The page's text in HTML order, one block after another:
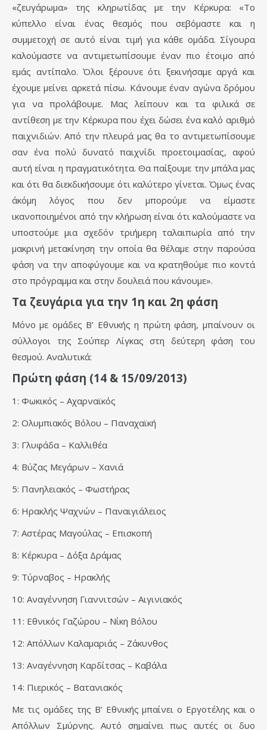
«ζευγάρωμα» της κληρωτίδας με την Κέρκυρα: «Το
κύπελλο είναι ένας θεσμός που σεβόμαστε και η
συμμετοχή σε αυτό είναι τιμή για κάθε ομάδα. Σίγουρα
καλούμαστε να αντιμετωπίσουμε έναν πιο έτοιμο από
εμάς αντίπαλο. Όλοι ξέρουνε ότι ξεκινήσαμε αργά και
έχουμε μείνει αρκετά πίσω. Κάνουμε έναν αγώνα δρόμου
για να προλάβουμε. Μας λείπουν και τα φιλικά σε
αντίθεση με την Κέρκυρα που έχει δώσει ένα καλό αριθμό
παιχνιδιών. Από την πλευρά μας θα το αντιμετωπίσουμε
σαν ένα πολύ δυνατό παιχνίδι προετοιμασίας, αφού
αυτή είναι η πραγματικότητα. Θα παίξουμε την μπάλα μας
και ότι θα διεκδικήσουμε ότι καλύτερο γίνεται. Όμως ένας
άκόμη λόγος που δεν μπορούμε να είμαστε
ικανοποιημένοι από την κλήρωση είναι ότι καλούμαστε να
υποστούμε μια σχεδόν τριήμερη ταλαιπωρία από την
μακρινή μετακίνηση την οποία θα θέλαμε στην παρούσα
φάση να την αποφύγουμε και να κρατηθούμε πιο κοντά
στο πρόγραμμα και στην δουλειά που κάνουμε».
Τα ζευγάρια για την 1η και 2η φάση
Μόνο με ομάδες Β’ Εθνικής η πρώτη φάση, μπαίνουν οι
σύλλογοι της Σούπερ Λίγκας στη δεύτερη φάση του
θεσμού. Αναλυτικά:
Πρώτη φάση (14 & 15/09/2013)
1: Φωκικός – Αχαρναϊκός
2: Ολυμπιακός Βόλου – Παναχαϊκή
3: Γλυφάδα – Καλλιθέα
4: Βύζας Μεγάρων – Χανιά
5: Πανηλειακός – Φωστήρας
6: Ηρακλής Ψαχνών – Παναιγιάλειος
7: Αστέρας Μαγούλας – Επισκοπή
8: Κέρκυρα – Δόξα Δράμας
9: Τύρναβος – Ηρακλής
10: Αναγέννηση Γιαννιτσών – Αιγινιακός
11: Εθνικός Γαζώρου – Νίκη Βόλου
12: Απόλλων Καλαμαριάς – Ζάκυνθος
13: Αναγέννηση Καρδίτσας – Καβάλα
14: Πιερικός – Βατανιακός
Με τις ομάδες της Β’ Εθνικής μπαίνει ο Εργοτέλης και ο
Απόλλων Σμύρνης. Αυτό σημαίνει πως αυτές οι δυο